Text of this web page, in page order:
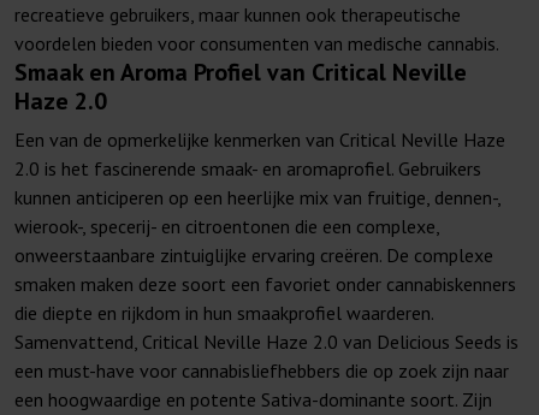
recreatieve gebruikers, maar kunnen ook therapeutische
voordelen bieden voor consumenten van medische cannabis.
Smaak en Aroma Profiel van Critical Neville
Haze 2.0
Een van de opmerkelijke kenmerken van Critical Neville Haze
2.0 is het fascinerende smaak- en aromaprofiel. Gebruikers
kunnen anticiperen op een heerlijke mix van fruitige, dennen-,
wierook-, specerij- en citroentonen die een complexe,
onweerstaanbare zintuiglijke ervaring creëren. De complexe
smaken maken deze soort een favoriet onder cannabiskenners
die diepte en rijkdom in hun smaakprofiel waarderen.
Samenvattend, Critical Neville Haze 2.0 van Delicious Seeds is
een must-have voor cannabisliefhebbers die op zoek zijn naar
een hoogwaardige en potente Sativa-dominante soort. Zijn